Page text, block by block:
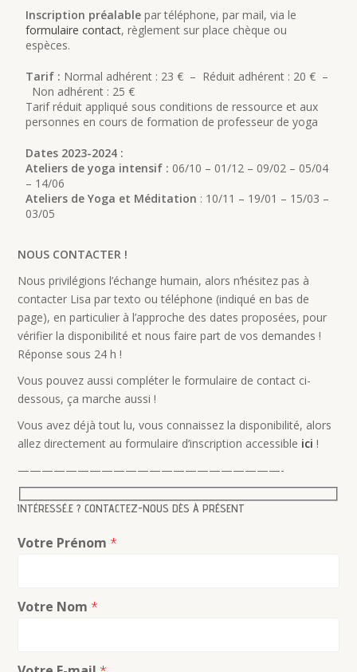
Inscription préalablepar téléphone, par mail, via le
formulaire contact, règlement sur place chèque ou
espèces.
Tarif : Normal adhérent : 23 € – Réduit adhérent : 20 € –
Non adhérent : 25 €
Tarif réduit appliqué sous conditions de ressource et aux
personnes en cours de formation de professeur de yoga
Dates 2023-2024 :
Ateliers de yoga intensif : 06/10 – 01/12 – 09/02 – 05/04
– 14/06
Ateliers de Yoga et Méditation : 10/11 – 19/01 – 15/03 –
03/05
NOUS CONTACTER !
Nous privilégions l’échange humain, alors n’hésitez pas à
contacter Lisa par texto ou téléphone (indiqué en bas de
page), en particulier à l’approche des dates proposées, pour
vérifier la disponibilité et nous faire part de vos demandes !
Réponse sous 24 h !
Vous pouvez aussi compléter le formulaire de contact ci-
dessous, ça marche aussi !
Vous avez déjà tout lu, vous connaissez la disponibilité, alors
allez directement au formulaire d’inscription accessible ici !
——————————————————————-
INTÉRESSÉ.E ? CONTACTEZ-NOUS DÈS À PRÉSENT
Votre Prénom *
Votre Nom *